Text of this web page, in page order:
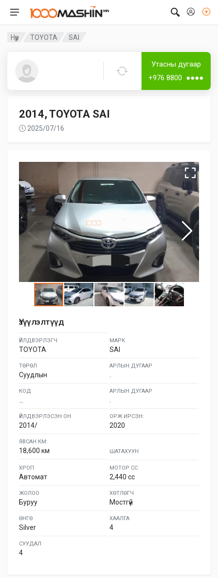
Нүүр TOYOTA SAI
Утасны дугаар
+976 8800 ●●●●
2014, TOYOTA SAI
2025/07/16
Үзүүлэлтүүд
ҮЙЛДВЭРЛЭГЧ
TOYOTA
МАРК
SAI
ТӨРӨЛ
Суудлын
АРЛЫН ДУГААР
КОД АРЛЫН ДУГААР
ҮЙЛДВЭРЛЭСЭН ОН
2014/
ОРЖ ИРСЭН:
2020
ЯВСАН КМ:
18,600 км ШАТАХУУН
ХРОП
Автомат
МОТОР СС
2,440 cc
ЖОЛОО
Буруу
ХӨТЛӨГЧ
Мостгүй
ӨНГӨ
Silver
ХААЛГА
4
СУУДАЛ
4